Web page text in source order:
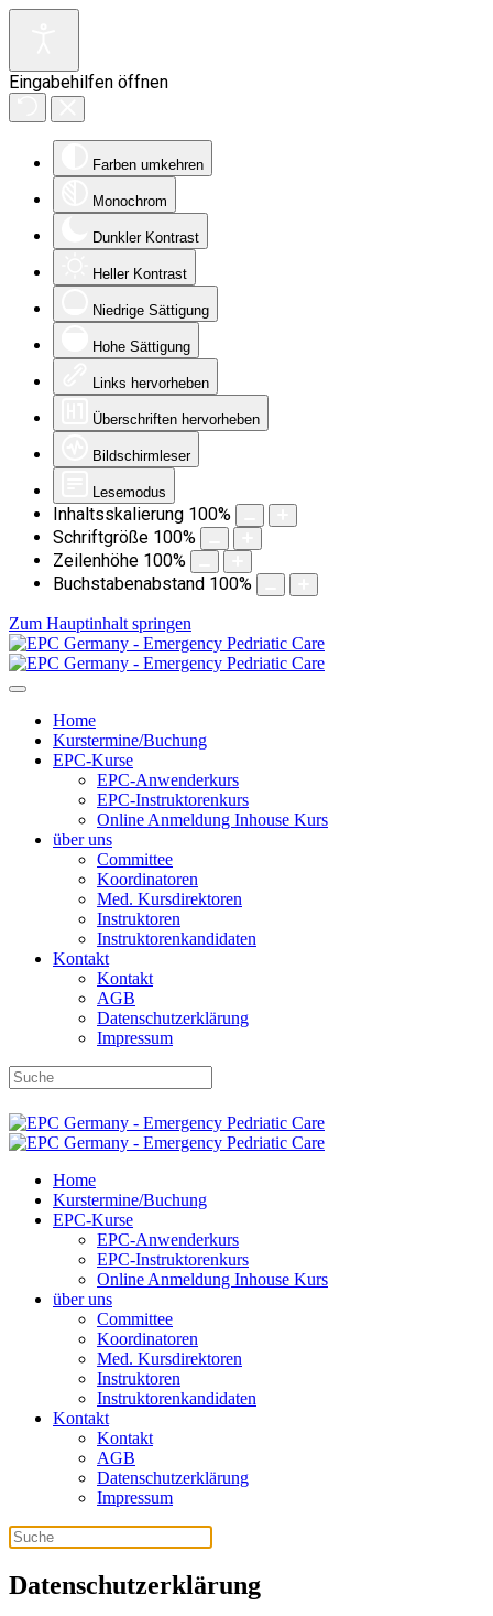
Eingabehilfen öffnen
Farben umkehren
Monochrom
Dunkler Kontrast
Heller Kontrast
Niedrige Sättigung
Hohe Sättigung
Links hervorheben
Überschriften hervorheben
Bildschirmleser
Lesemodus
Inhaltsskalierung 100%
Schriftgröße 100%
Zeilenhöhe 100%
Buchstabenabstand 100%
Zum Hauptinhalt springen
Home
Kurstermine/Buchung
EPC-Kurse
EPC-Anwenderkurs
EPC-Instruktorenkurs
Online Anmeldung Inhouse Kurs
über uns
Committee
Koordinatoren
Med. Kursdirektoren
Instruktoren
Instruktorenkandidaten
Kontakt
Kontakt
AGB
Datenschutzerklärung
Impressum
Home
Kurstermine/Buchung
EPC-Kurse
EPC-Anwenderkurs
EPC-Instruktorenkurs
Online Anmeldung Inhouse Kurs
über uns
Committee
Koordinatoren
Med. Kursdirektoren
Instruktoren
Instruktorenkandidaten
Kontakt
Kontakt
AGB
Datenschutzerklärung
Impressum
Datenschutzerklärung